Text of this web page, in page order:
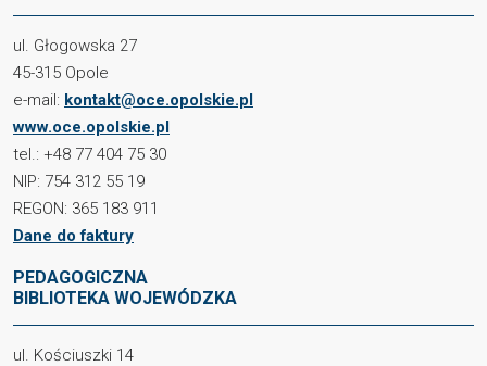
ul. Głogowska 27
45-315 Opole
e-mail: kontakt@oce.opolskie.pl
www.oce.opolskie.pl
tel.: +48 77 404 75 30
NIP: 754 312 55 19
REGON: 365 183 911
Dane do faktury
PEDAGOGICZNA
BIBLIOTEKA WOJEWÓDZKA
ul. Kościuszki 14